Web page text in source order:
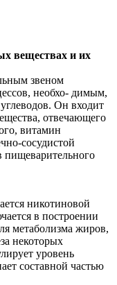
веществах и их
звеном
необхо- димым,
Он входит
отвечающего
витамин
сосудистой
пищеварительного
никотиновой
в построении
метаболизма жиров,
некоторых
уровень
составной частью